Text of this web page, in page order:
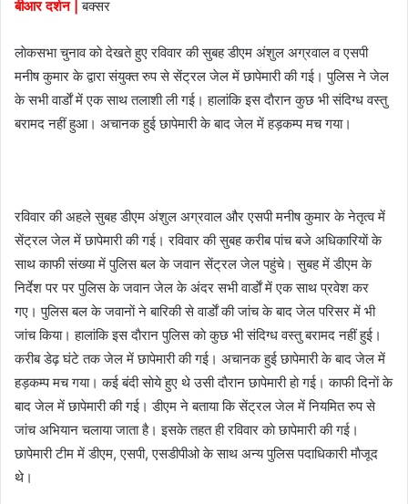
l
बीआर दर्शन | बक्सर
लाेकसभा चुनाव काे देखते हुए रविवार की सुबह डीएम अंशुल अग्रवाल व एसपी
मनीष कुमार के द्वारा संयुक्त रुप से सेंट्रल जेल में छापेमारी की गई। पुलिस ने जेल
के सभी वार्डाें में एक साथ तलाशी ली गई। हालांकि इस दाैरान कुछ भी संदिग्ध वस्तु
बरामद नहीं हुआ। अचानक हुई छापेमारी के बाद जेल में हड़कम्प मच गया।
रविवार की अहले सुबह डीएम अंशुल अग्रवाल और एसपी मनीष कुमार के नेतृत्व में
सेंट्रल जेल में छापेमारी की गई। रविवार की सुबह करीब पांच बजे अधिकारियाें के
साथ काफी संख्या में पुलिस बल के जवान सेंट्रल जेल पहुंचे। सुबह में डीएम के
निर्देश पर पर पुलिस के जवान जेल के अंदर सभी वार्डाें में एक साथ प्रवेश कर
गए। पुलिस बल के जवानाें ने बारिकी से वार्डाें की जांच के बाद जेल परिसर में भी
जांच किया। हालांकि इस दाैरान पुलिस काे कुछ भी संदिग्ध वस्तु बरामद नहीं हुई।
करीब डेढ़ घंटे तक जेल में छापेमारी की गई। अचानक हुई छापेमारी के बाद जेल में
हड़कम्प मच गया। कई बंदी साेये हुए थे उसी दाैरान छापेमारी हाे गई। काफी दिनाें के
बाद जेल में छापेमारी की गई। डीएम ने बताया कि सेंट्रल जेल में नियमित रुप से
जांच अभियान चलाया जाता है। इसके तहत ही रविवार काे छापेमारी की गई।
छापेमारी टीम में डीएम, एसपी, एसडीपीओ के साथ अन्य पुलिस पदाधिकारी माैजूद
थे।